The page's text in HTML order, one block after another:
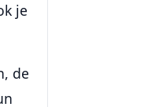
je
de